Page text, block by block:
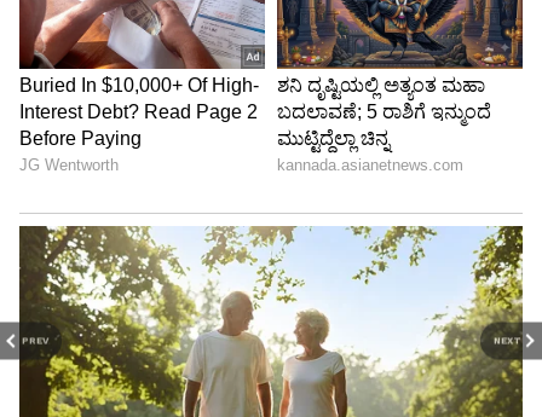
PREV NEXT